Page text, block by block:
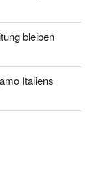
bleiben
Italiens